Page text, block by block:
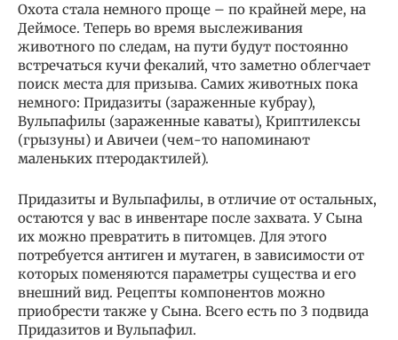
Охота стала немного проще – по крайней мере, на
Деймосе. Теперь во время выслеживания
животного по следам, на пути будут постоянно
встречаться кучи фекалий, что заметно облегчает
поиск места для призыва. Самих животных пока
немного: Придазиты (зараженные кубрау),
Вульпафилы (зараженные каваты), Криптилексы
(грызуны) и Авичеи (чем-то напоминают
маленьких птеродактилей).
Придазиты и Вульпафилы, в отличие от остальных,
остаются у вас в инвентаре после захвата. У Сына
их можно превратить в питомцев. Для этого
потребуется антиген и мутаген, в зависимости от
которых поменяются параметры существа и его
внешний вид. Рецепты компонентов можно
приобрести также у Сына. Всего есть по 3 подвида
Придазитов и Вульпафил.